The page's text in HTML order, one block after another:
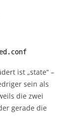
ist „state“ –
sein als
die zwei
gerade die